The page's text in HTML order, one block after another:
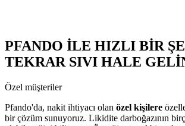
PFANDO İLE HIZLI BİR
TEKRAR SIVI HALE
Özel müşteriler
Pfando'da, nakit ihtiyacı olan özel kişilere
bir çözüm sunuyoruz. Likidite darboğazının